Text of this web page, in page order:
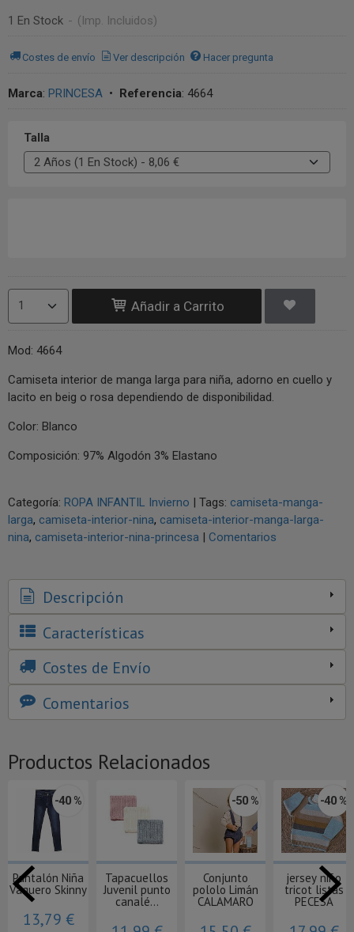
1 En Stock - (Imp. Incluidos)
Costes de envío Ver descripción Hacer pregunta
Marca: PRINCESA • Referencia: 4664
Talla
Añadir a Carrito
Mod: 4664
Camiseta interior de manga larga para niña, adorno en cuello y
lacito en beig o rosa dependiendo de disponibilidad.
Color: Blanco
Composición: 97% Algodón 3% Elastano
Categoría: ROPA INFANTIL Invierno | Tags: camiseta-manga-
larga camiseta-interior-nina camiseta-interior-manga-larga-
nina camiseta-interior-nina-princesa | Comentarios
Descripción
Características
Costes de Envío
Comentarios
Productos Relacionados
-40 %
Pantalón Niña
Vaquero Skinny
13,79 €
Tapacuellos
Juvenil punto
canalé...
-50 %
Conjunto
pololo Limán
CALAMARO
-40 %
jersey niño
tricot listas
PECESA